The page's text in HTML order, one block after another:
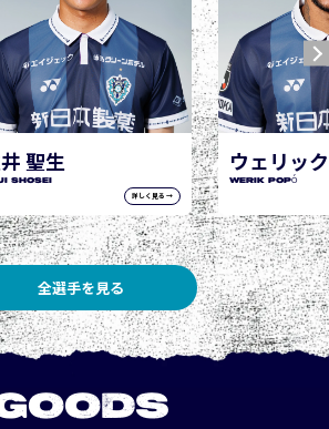
リック ポポ
POPÓ
詳しく見る →
全選手を見る